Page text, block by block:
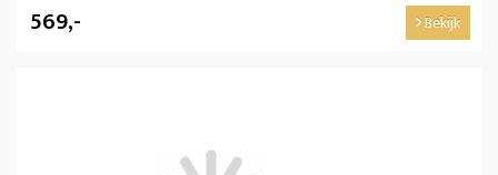
569,- Bekijk